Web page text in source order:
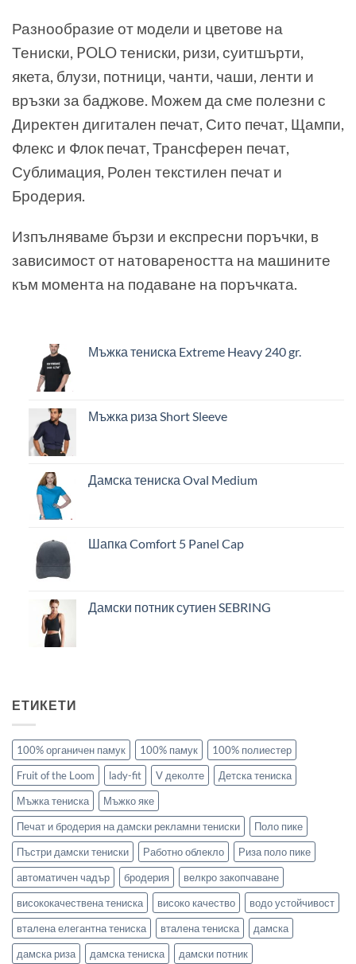
Разнообразие от модели и цветове на
Тениски, POLO тениски, ризи, суитшърти,
якета, блузи, потници, чанти, чаши, ленти и
връзки за баджове. Можем да сме полезни с
Директен дигитален печат, Сито печат, Щампи,
Флекс и Флок печат, Трансферен печат,
Сублимация, Ролен текстилен печат и
Бродерия.
Изпълняваме бързи и експресни поръчки, в
зависимост от натовареността на машините
към момента на подаване на поръчката.
Мъжка тениска Extreme Heavy 240 gr.
Мъжка риза Short Sleeve
Дамска тениска Oval Medium
Шапка Comfort 5 Panel Cap
Дамски потник сутиен SEBRING
ЕТИКЕТИ
100% органичен памук 100% памук
100% полиестер
Fruit of the Loom
lady-fit V деколте
Детска тениска
Мъжка тениска
Мъжко яке
Печат и бродерия на дамски рекламни тениски
Поло пике
Пъстри дамски тениски
Работно облекло
Риза поло пике
автоматичен чадър
бродерия
велкро закопчаване
висококачествена тениска
високо качество
водо устойчивост
вталена елегантна тениска
вталена тениска
дамска
дамска риза
дамска тениска дамски потник